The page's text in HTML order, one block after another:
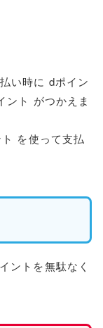
い時に dポイン
ント がつかえま
を使って支払
ントを無駄なく